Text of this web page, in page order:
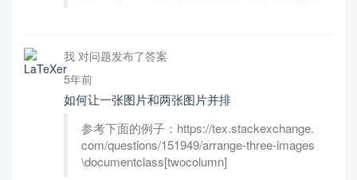
我 对问题发布了答案
5年前
如何让一张图片和两张图片并排
参考下面的例子：https://tex.stackexchange.
com/questions/151949/arrange-three-images
\documentclass[twocolumn]